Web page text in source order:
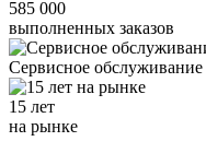
585 000
выполненных заказов
Сервисное обслуживание
15 лет
на рынке